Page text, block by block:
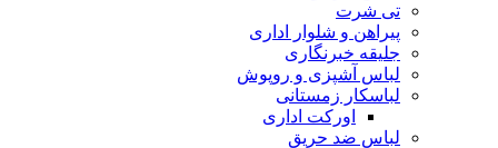
تی شرت
پیراهن و شلوار اداری
جلیقه خبرنگاری
لباس آشپزی و روپوش
لباسکار زمستانی
اورکت اداری
لباس ضد حریق